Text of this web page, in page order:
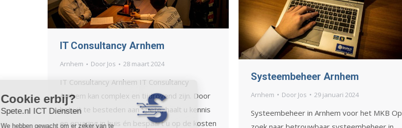
IT Consultancy Arnhem
Arnhem Door Jos 28 maart 2024
IT Consultancy Arnhem IT Consultancy
Arnhem kan complex en tijdrovend zijn. Door
het uit te besteden aan Spete, haalt u kennis
en ervaring in huis én bespaart u op de kosten
Systeembeheer Arnhem
Arnhem Door Jos 29 januari 2024
Systeembeheer in Arnhem voor het MKB Op